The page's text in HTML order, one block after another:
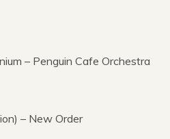
– Penguin Cafe Orchestra
– New Order